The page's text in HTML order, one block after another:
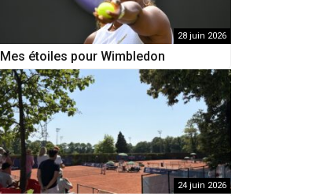
28 juin 2026
Mes étoiles pour Wimbledon
24 juin 2026